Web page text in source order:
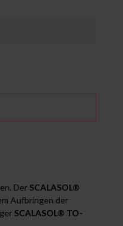
Der SCALASOL®
Aufbringen der
SCALASOL® TO-